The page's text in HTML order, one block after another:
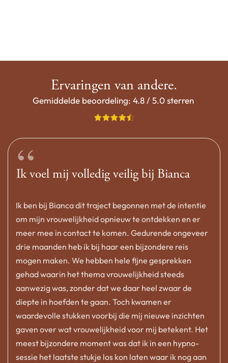
Ervaringen van andere.
Gemiddelde beoordeling: 4.8 / 5.0 sterren
“
Ik voel mij volledig veilig bij Bianca
Ik ben bij Bianca dit traject begonnen met de intentie
om mijn vrouwelijkheid opnieuw te ontdekken en er
meer mee in contact te komen. Gedurende ongeveer
drie maanden heb ik bij haar een bijzondere reis
mogen maken. We hebben hele fijne gesprekken
gehad waarin het thema vrouwelijkheid steeds
aanwezig was, zonder dat we daar heel zwaar de
diepte in hoefden te gaan. Toch kwamen er
waardevolle stukken voorbij die mij nieuwe inzichten
gaven over wat vrouwelijkheid voor mij betekent. Het
meest bijzondere moment was dat ik in een hypno-
sessie het laatste stukje los kon laten waar ik nog aan